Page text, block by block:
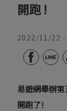
開跑 !
2022/11/22
易遊網舉辦
開跑了!